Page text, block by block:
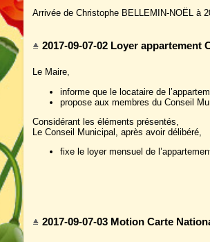
Arrivée de Christophe BELLEMIN-NOËL à
2017-09-07-02 Loyer appartement
Le Maire,
informe que le locataire de
propose aux membres du Conseil
Considérant les éléments présentés,
Le Conseil Municipal, après avoir délibéré,
fixe le loyer mensuel de
2017-09-07-03 Motion Carte